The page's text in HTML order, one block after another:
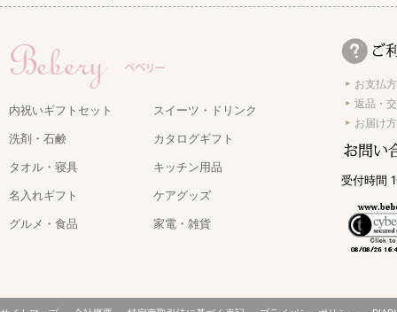
内祝いギフトセット
スイーツ・ドリンク
洗剤・石鹸
カタログギフト
タオル・寝具
キッチン用品
名入れギフト
ケアグッズ
グルメ・食品
家電・雑貨
お支払
返品・
お届け
受付時間